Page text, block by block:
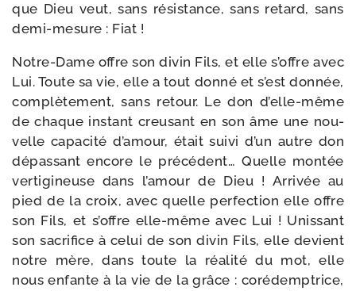
que Dieu veut, sans résis­tance, sans retard, sans
demi-​mesure : Fiat !
Notre-​Dame offre son divin Fils, et elle s’offre avec
Lui. Toute sa vie, elle a tout don­né et s’est don­née,
com­plè­te­ment, sans retour. Le don d’elle-même
de chaque ins­tant creu­sant en son âme une nou­
velle capa­ci­té d’amour, était sui­vi d’un autre don
dépas­sant encore le pré­cé­dent… Quelle mon­tée
ver­ti­gi­neuse dans l’amour de Dieu ! Arrivée au
pied de la croix, avec quelle per­fec­tion elle offre
son Fils, et s’offre elle-​même avec Lui ! Unissant
son sacri­fice à celui de son divin Fils, elle devient
notre mère, dans toute la réa­li­té du mot, elle
nous enfante à la vie de la grâce : coré­demp­trice,